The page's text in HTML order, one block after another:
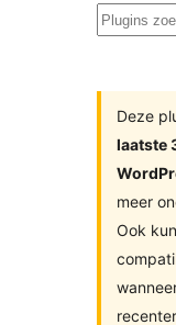
Plugins
Deze
laatste
meer
Ook